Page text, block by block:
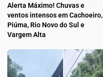
Alerta Máximo! Chuvas e
ventos intensos em Cachoeiro,
Piúma, Rio Novo do Sul e
Vargem Alta